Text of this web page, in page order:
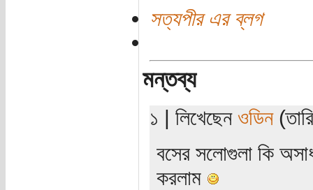
সত্যপীর এর ব্লগ
মন্তব্য
১ | লিখেছেন ওডিন
বসের সলোগুলা কি
করলাম